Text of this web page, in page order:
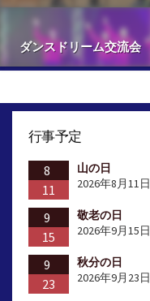
ダンスドリーム交流会
行事予定
8
11
山の日
2026年8月11日
9
15
敬老の日
2026年9月15日
9
23
秋分の日
2026年9月23日